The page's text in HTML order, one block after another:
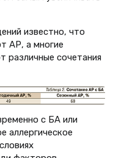
известно, что
АР, а многие
сочетания
с БА или
аллергическое